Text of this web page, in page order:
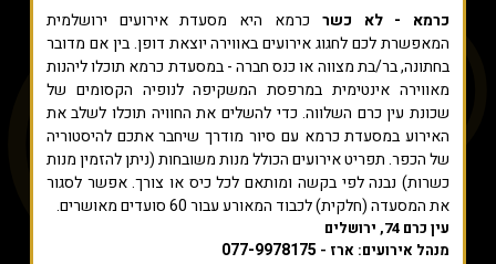
כרמא - לא כשר כרמא היא מסעדת אירועים ירושלמית
המאפשרת לכם לחגוג אירועים באווירה יוצאת דופן. בין אם מדובר
בחתונה, בר/בת מצווה או כנס חברה - במסעדת כרמא תוכלו ליהנות
מאווירה אינטימית במרפסת המשקיפה לנופיה הקסומים של
שכונת עין כרם השלווה. כדי להשלים את החוויה תוכלו לשלב את
האירוע במסעדת כרמא עם סיור מודרך שיחבר אתכם להיסטוריה
של הכפר. תפריט אירועים הכולל מנות משובחות (ניתן להזמין מנות
כשרות) נבנה לפי בקשה ומותאם לכל כיס או צורך. אפשר לסגור
את המסעדה (חלקית) לכבוד המאורע עבור 60 סועדים מאושרים.
עין כרם 74, ירושלים
מנהל אירועים: ארז - 077-9978175